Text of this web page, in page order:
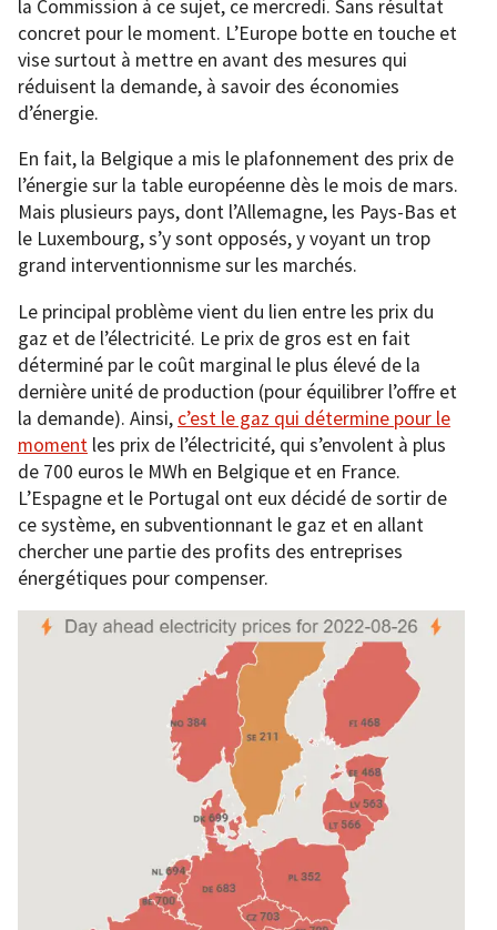
la Commission à ce sujet, ce mercredi. Sans résultat
concret pour le moment. L’Europe botte en touche et
vise surtout à mettre en avant des mesures qui
réduisent la demande, à savoir des économies
d’énergie.
En fait, la Belgique a mis le plafonnement des prix de
l’énergie sur la table européenne dès le mois de mars.
Mais plusieurs pays, dont l’Allemagne, les Pays-Bas et
le Luxembourg, s’y sont opposés, y voyant un trop
grand interventionnisme sur les marchés.
Le principal problème vient du lien entre les prix du
gaz et de l’électricité. Le prix de gros est en fait
déterminé par le coût marginal le plus élevé de la
dernière unité de production (pour équilibrer l’offre et
la demande). Ainsi, c’est le gaz qui détermine pour le
moment les prix de l’électricité, qui s’envolent à plus
de 700 euros le MWh en Belgique et en France.
L’Espagne et le Portugal ont eux décidé de sortir de
ce système, en subventionnant le gaz et en allant
chercher une partie des profits des entreprises
énergétiques pour compenser.